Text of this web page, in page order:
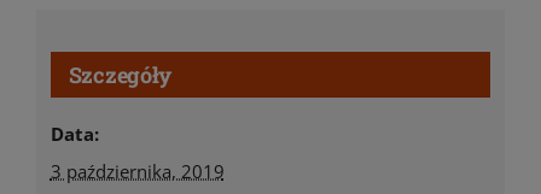
Szczegóły
Data:
3 października, 2019